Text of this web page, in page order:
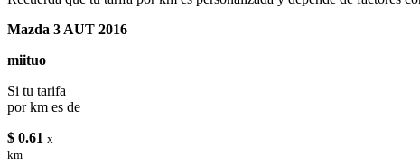
Mazda 3 AUT 2016
miituo
Si tu tarifa
por km es de
$ 0.61 x
km